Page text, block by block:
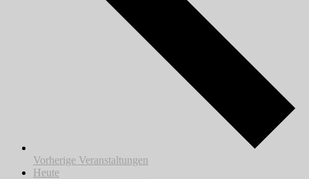
Vorherige Veranstaltungen
Heute